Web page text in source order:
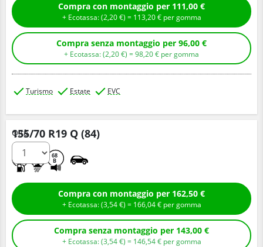
Compra con montaggio per 111,00 €
+ Ecotassa: (2,20€ ) = 113,20€ per gomma
Compra senza montaggio per 96,00 €
+ Ecotassa: (2,20€ ) =98,20€ per gomma
Turismo Estate EVC
155/70 R19 Q (84)
68
B
Q.tà
Compra con montaggio per 162,50 €
+ Ecotassa: (3,54€ ) = 166,04€ per gomma
Compra senza montaggio per 143,00 €
+ Ecotassa: (3,54€ ) = 146,54€ per gomma